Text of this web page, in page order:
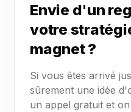
Envie d'un
votre
magnet ?
Si vous êtes arrivé
sûrement une idée
un appel gratuit et